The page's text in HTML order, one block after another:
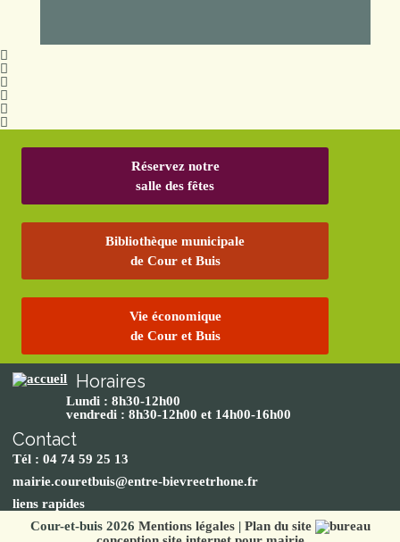
Réservez notre
salle des fêtes
Bibliothèque municipale
de Cour et Buis
Vie économique
de Cour et Buis
Horaires
Lundi : 8h30-12h00
vendredi : 8h30-12h00 et 14h00-16h00
Contact
Tél : 04 74 59 25 13
mairie.couretbuis@entre-bievreetrhone.fr
liens rapides
Cour-et-buis 2026 Mentions légales| Plan du site